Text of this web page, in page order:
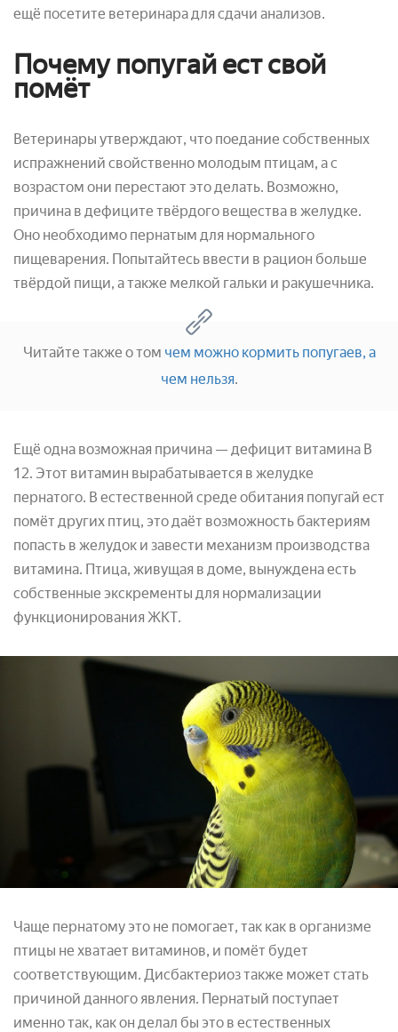
ещё посетите ветеринара для сдачи анализов.
Почему попугай ест свой
помёт
Ветеринары утверждают, что поедание собственных
испражнений свойственно молодым птицам, а с
возрастом они перестают это делать. Возможно,
причина в дефиците твёрдого вещества в желудке.
Оно необходимо пернатым для нормального
пищеварения. Попытайтесь ввести в рацион больше
твёрдой пищи, а также мелкой гальки и ракушечника.
Читайте также о том чем можно кормить попугаев, а
чем нельзя.
Ещё одна возможная причина — дефицит витамина В
12. Этот витамин вырабатывается в желудке
пернатого. В естественной среде обитания попугай ест
помёт других птиц, это даёт возможность бактериям
попасть в желудок и завести механизм производства
витамина. Птица, живущая в доме, вынуждена есть
собственные экскременты для нормализации
функционирования ЖКТ.
Чаще пернатому это не помогает, так как в организме
птицы не хватает витаминов, и помёт будет
соответствующим. Дисбактериоз также может стать
причиной данного явления. Пернатый поступает
именно так, как он делал бы это в естественных